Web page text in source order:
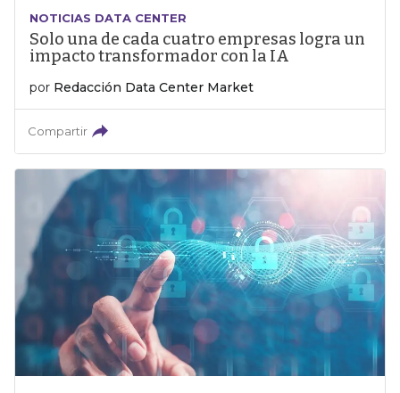
NOTICIAS DATA CENTER
Solo una de cada cuatro empresas logra un
impacto transformador con la IA
por Redacción Data Center Market
Compartir